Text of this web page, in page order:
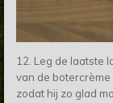
12. Leg de laatste
van de
zodat hij zo glad